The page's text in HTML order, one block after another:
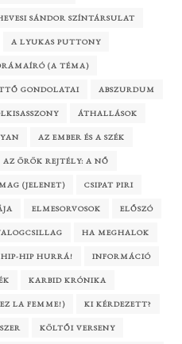
SÁNDOR SZÍNTÁRSULAT
A LYUKAS PUTTONY
(A TÉMA)
GONDOLATAI ABSZURDUM
ÁTHALLÁSOK
AZ EMBER ÉS A SZÉK
AZ ÖRÖK REJTÉLY: A NŐ
(JELENET) CSIPAT PIRI
ELMESORVOSOK ELŐSZÓ
HA MEGHALOK
HIP-HIP HURRÁ! INFORMÁCIÓ
KARBID KRÓNIKA
LA FEMME!) KI KÉRDEZETT?
KÖLTŐI VERSENY